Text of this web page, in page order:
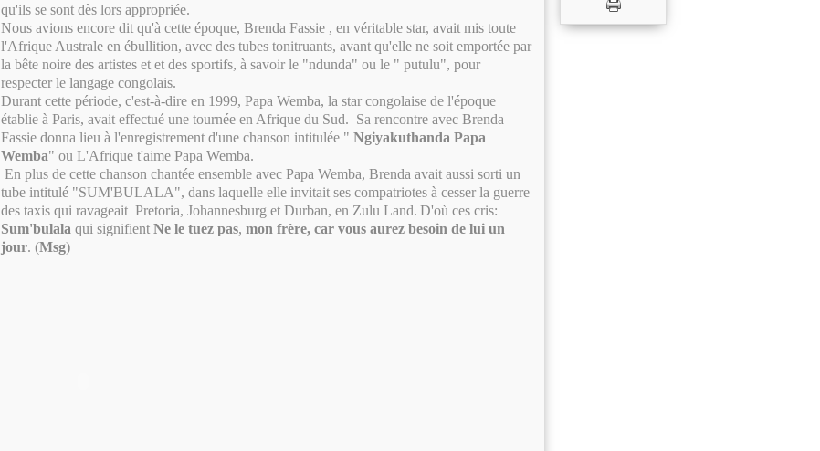
qu'ils se sont dès lors appropriée.
Nous avions encore dit qu'à cette époque, Brenda Fassie , en véritable star, avait mis toute
l'Afrique Australe en ébullition, avec des tubes tonitruants, avant qu'elle ne soit emportée par
la bête noire des artistes et et des sportifs, à savoir le "ndunda" ou le " putulu", pour
respecter le langage congolais.
Durant cette période, c'est-à-dire en 1999, Papa Wemba, la star congolaise de l'époque
établie à Paris, avait effectué une tournée en Afrique du Sud. Sa rencontre avec Brenda
Fassie donna lieu à l'enregistrement d'une chanson intitulée " Ngiyakuthanda Papa
Wemba" ou L'Afrique t'aime Papa Wemba.
En plus de cette chanson chantée ensemble avec Papa Wemba, Brenda avait aussi sorti un
tube intitulé "SUM'BULALA", dans laquelle elle invitait ses compatriotes à cesser la guerre
des taxis qui ravageait Pretoria, Johannesburg et Durban, en Zulu Land. D'où ces cris:
Sum'bulala qui signifient Ne le tuez pas, mon frère, car vous aurez besoin de lui un
jour. (Msg)